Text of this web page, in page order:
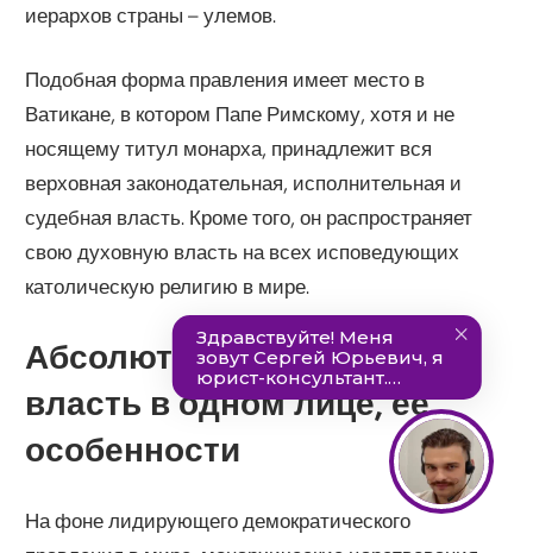
иерархов страны – улемов.
Подобная форма правления имеет место в
Ватикане, в котором Папе Римскому, хотя и не
носящему титул монарха, принадлежит вся
верховная законодательная, исполнительная и
судебная власть. Кроме того, он распространяет
свою духовную власть на всех исповедующих
католическую религию в мире.
Абсолютная монархия:
власть в одном лице, её
особенности
На фоне лидирующего демократического